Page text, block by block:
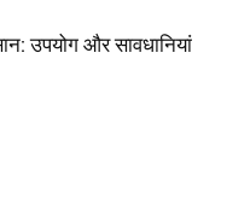
उपयोग और सावधानियां